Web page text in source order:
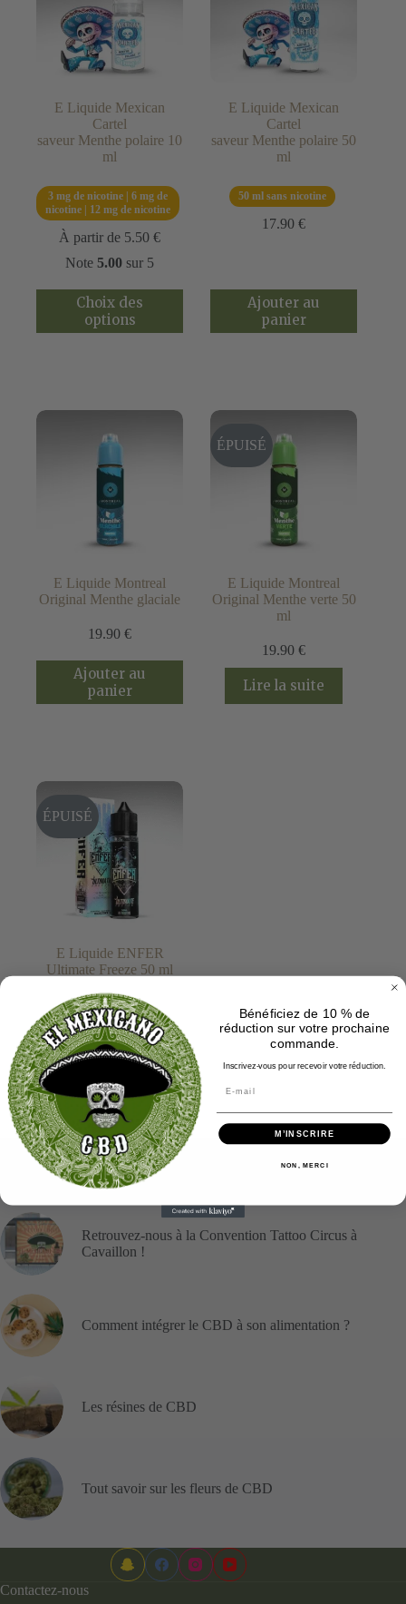
E Liquide Mexican
Cartel
saveur Menthe polaire 10
ml
3 mg de nicotine | 6 mg de
nicotine | 12 mg de nicotine
À partir de 5.50€
Note5.00 sur 5
Choix des
options
Ce
produit
a
peuvent
choisies
sur
la
page
du
produit
E Liquide Mexican
Cartel
saveur Menthe polaire 50
ml
50 ml sans nicotine
17.90€
Ajouter au
panier
E Liquide Montreal
Original Menthe glaciale
19.90€
Ajouter au
panier
ÉPUISÉ
E Liquide Montreal
Original Menthe verte 50
ml
19.90€
Lire la suite
ÉPUISÉ
E Liquide ENFER
Ultimate Freeze 50 ml
22.90€
Note5.00sur 5
Tendance actuelle
Retrouvez-nous à la Convention Tattoo Circus à
Cavaillon !
Comment intégrer le CBD à son alimentation ?
Les résines de CBD
Tout savoir sur les fleurs de CBD
Contactez-nous
Bénéficiez de 10 % de
réduction sur votre prochaine
commande.
Inscrivez-vous pour recevoir votre réduction.
M’INSCRIRE
NON, MERCI